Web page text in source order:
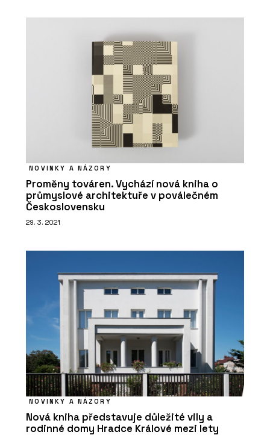
NOVINKY A NÁZORY
Proměny továren. Vychází nová kniha o
průmyslové architektuře v poválečném
Československu
29. 3. 2021
NOVINKY A NÁZORY
Nová kniha představuje důležité vily a
rodinné domy Hradce Králové mezi lety